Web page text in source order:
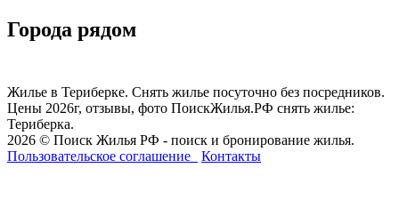
Города рядом
Жилье в Териберке. Снять жилье посуточно без посредников.
Цены 2026г, отзывы, фото ПоискЖилья.РФ снять жилье:
Териберка.
2026 © Поиск Жилья РФ - поиск и бронирование жилья.
Пользовательское соглашение
Контакты